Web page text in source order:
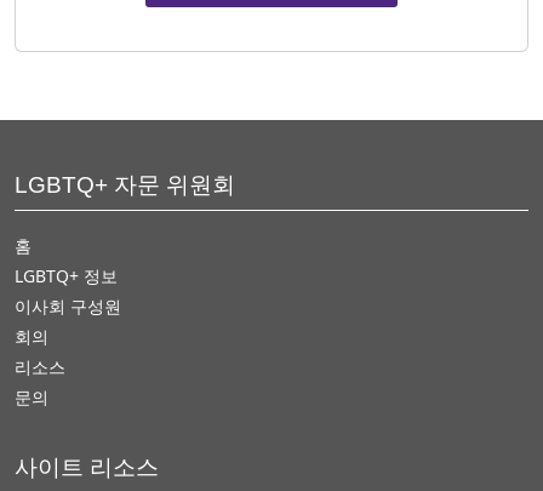
LGBTQ+ 자문 위원회
홈
LGBTQ+ 정보
이사회 구성원
회의
리소스
문의
사이트 리소스